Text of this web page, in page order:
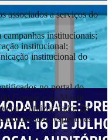
associados a serviços do
campanhas institucionais;
institucional;
institucional do
no portal do
Google e ao Mautic.
e utilizar dados de
suas respectivas